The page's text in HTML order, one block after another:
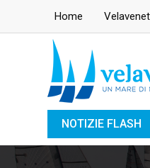
Home
NOTIZIE FLASH